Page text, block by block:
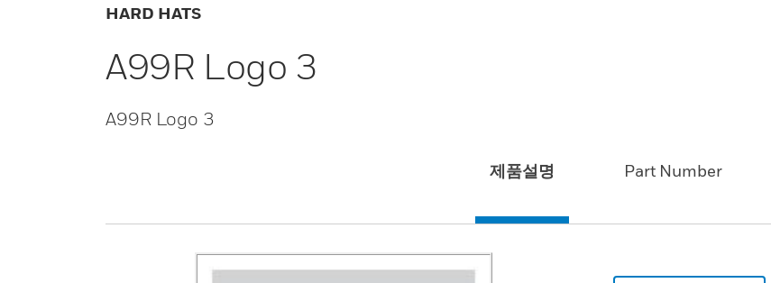
HARD HATS
A99R Logo 3
A99R Logo 3
제품설명 Part Number